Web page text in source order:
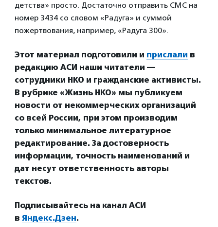
детства» просто. Достаточно отправить СМС на
номер 3434 со словом «Радуга» и суммой
пожертвования, например, «Радуга 300».
Этот материал подготовили и прислали в
редакцию АСИ наши читатели —
сотрудники НКО и гражданские активисты.
В рубрике «Жизнь НКО» мы публикуем
новости от некоммерческих организаций
со всей России, при этом производим
только минимальное литературное
редактирование. За достоверность
информации, точность наименований и
дат несут ответственность авторы
текстов.
Подписывайтесь на канал АСИ
в Яндекс.Дзен.